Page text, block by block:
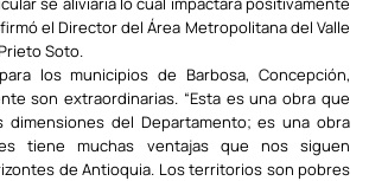
el Director del Área Metropolitana del Valle
Soto.
los municipios de Barbosa, Concepción,
son extraordinarias. “Esta es una obra que
dimensiones del Departamento; es una obra
tiene muchas ventajas que nos siguen
de Antioquia. Los territorios son pobres